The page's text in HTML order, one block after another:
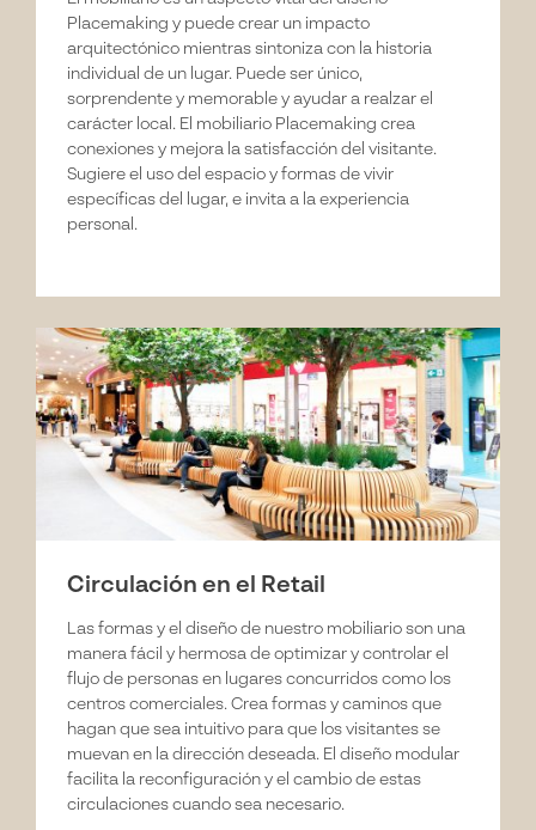
Placemaking y puede crear un impacto
arquitectónico mientras sintoniza con la historia
individual de un lugar. Puede ser único,
sorprendente y memorable y ayudar a realzar el
carácter local. El mobiliario Placemaking crea
conexiones y mejora la satisfacción del visitante.
Sugiere el uso del espacio y formas de vivir
específicas del lugar, e invita a la experiencia
personal.
Circulación en el Retail
Las formas y el diseño de nuestro mobiliario son una
manera fácil y hermosa de optimizar y controlar el
flujo de personas en lugares concurridos como los
centros comerciales. Crea formas y caminos que
hagan que sea intuitivo para que los visitantes se
muevan en la dirección deseada. El diseño modular
facilita la reconfiguración y el cambio de estas
circulaciones cuando sea necesario.